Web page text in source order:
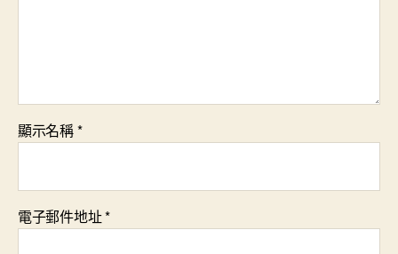
顯示名稱*
電子郵件地址*